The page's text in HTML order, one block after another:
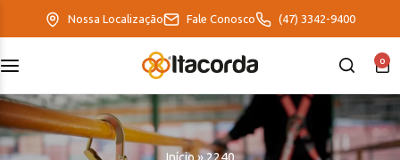
Nossa Localização Fale Conosco (47) 3342-9400
0
EcoFriendly